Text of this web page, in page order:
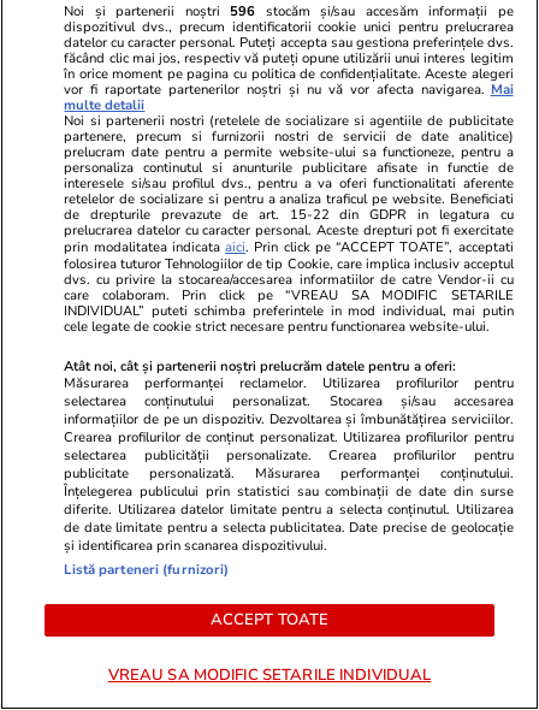
Exclusiv
Știri România 21 iul.
Proiectul de reformă a ANI
trimis de Cătălin Predoiu în
Parlament spune că declarațiile
de avere ale demnitarilor
rămân secrete. Reacția
ministrului interimar al Justiției
Politică 21 iul.
Sorin Grindeanu spune că PSD
nu va da „pe mâna inculpatului
Ciprian Ciucu” autorizațiile de
construire din București
PARTENERI
Noi și partenerii noștri 596 stocăm și/sau accesăm informații pe
dispozitivul dvs., precum identificatorii cookie unici pentru prelucrarea
datelor cu caracter personal. Puteți accepta sau gestiona preferințele dvs.
făcând clic mai jos, respectiv vă puteți opune utilizării unui interes legitim
în orice moment pe pagina cu politica de confidențialitate. Aceste alegeri
vor fi raportate partenerilor noștri și nu vă vor afecta navigarea. Mai
multe detalii
Noi si partenerii nostri (retelele de socializare si agentiile de publicitate
partenere, precum si furnizorii nostri de servicii de date analitice)
prelucram date pentru a permite website-ului sa functioneze, pentru a
personaliza continutul si anunturile publicitare afisate in functie de
interesele si/sau profilul dvs., pentru a va oferi functionalitati aferente
retelelor de socializare si pentru a analiza traficul pe website. Beneficiati
de drepturile prevazute de art. 15-22 din GDPR in legatura cu
prelucrarea datelor cu caracter personal. Aceste drepturi pot fi exercitate
prin modalitatea indicataaici. Prin click pe “ACCEPT TOATE”, acceptati
folosirea tuturor Tehnologiilor de tip Cookie, care implica inclusiv acceptul
dvs. cu privire la stocarea/accesarea informatiilor de catre Vendor-ii cu
care colaboram. Prin click pe “VREAU SA MODIFIC SETARILE
INDIVIDUAL” puteti schimba preferintele in mod individual, mai putin
cele legate de cookie strict necesare pentru functionarea website-ului.
Atât noi, cât și partenerii noștri prelucrăm datele pentru a oferi:
Măsurarea performanței reclamelor. Utilizarea profilurilor pentru
selectarea conținutului personalizat. Stocarea și/sau accesarea
informațiilor de pe un dispozitiv. Dezvoltarea și îmbunătățirea serviciilor.
Crearea profilurilor de conținut personalizat. Utilizarea profilurilor pentru
selectarea publicității personalizate. Crearea profilurilor pentru
publicitate personalizată. Măsurarea performanței conținutului.
Înțelegerea publicului prin statistici sau combinații de date din surse
diferite. Utilizarea datelor limitate pentru a selecta conținutul. Utilizarea
de date limitate pentru a selecta publicitatea. Date precise de geolocație
și identificarea prin scanarea dispozitivului.
Listă parteneri (furnizori)
ACCEPT TOATE
VREAU SA MODIFIC SETARILE INDIVIDUAL